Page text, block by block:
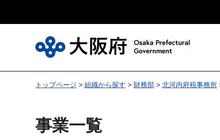
トップページ > 組織から探す > 財務部 > 北河内府税事務所
事業一覧